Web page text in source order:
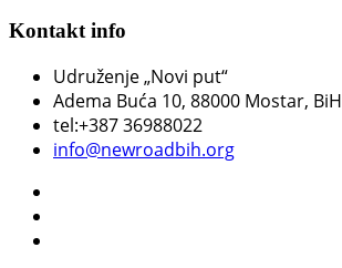
Kontakt info
Udruženje „Novi put“
Adema Buća 10, 88000 Mostar, BiH
tel:+387 36988022
info@newroadbih.org